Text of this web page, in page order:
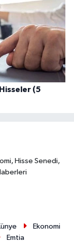
(5
Hisse Senedi,
Ekonomi
Emtia